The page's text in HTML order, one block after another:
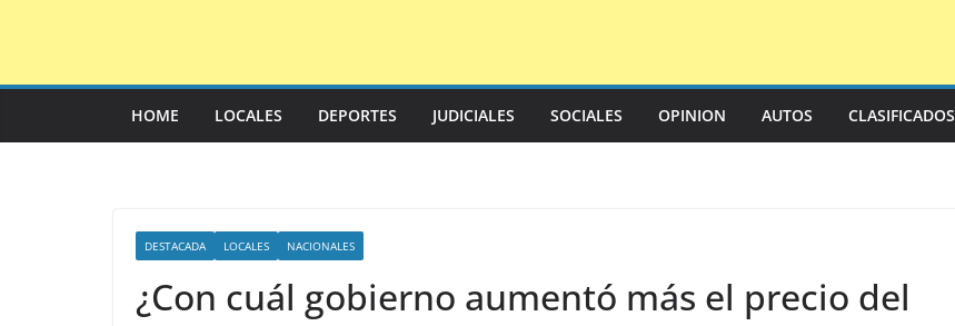
HOME LOCALES DEPORTES JUDICIALES SOCIALES OPINION AUTOS CLASIFICADOS
DESTACADA LOCALES NACIONALES
¿Con cuál gobierno aumentó más el precio del